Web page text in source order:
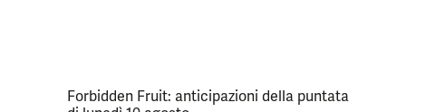
Forbidden Fruit: anticipazioni della puntata